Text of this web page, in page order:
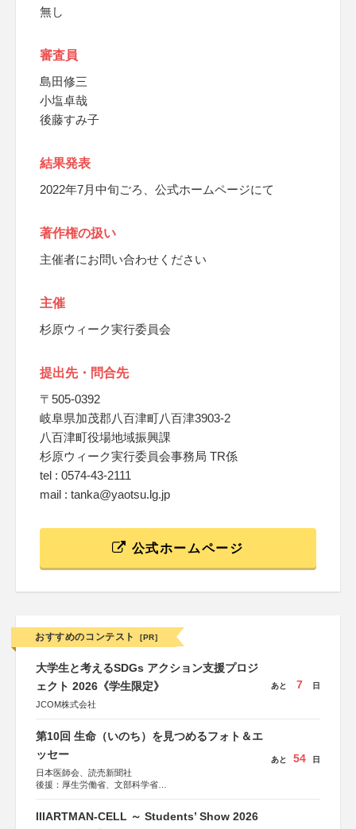
無し
審査員
島田修三
小塩卓哉
後藤すみ子
結果発表
2022年7月中旬ごろ、公式ホームページにて
著作権の扱い
主催者にお問い合わせください
主催
杉原ウィーク実行委員会
提出先・問合先
〒505-0392
岐阜県加茂郡八百津町八百津3903-2
八百津町役場地域振興課
杉原ウィーク実行委員会事務局 TR係
tel : 0574-43-2111
mail : tanka@yaotsu.lg.jp
公式ホームページ
おすすめのコンテスト [PR]
大学生と考えるSDGs アクション支援プロジ
ェクト 2026《学生限定》
JCOM株式会社
あと 7 日
第10回 生命（いのち）を見つめるフォト＆エ
ッセー
日本医師会、読売新聞社
後援：厚生労働省、文部科学省
あと 54 日
IIIARTMAN-CELL ～ Students’ Show 2026